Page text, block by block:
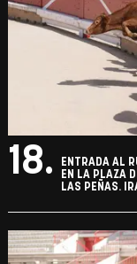
18.
ENTRADA AL
EN LA PLAZA
LAS PEÑAS.